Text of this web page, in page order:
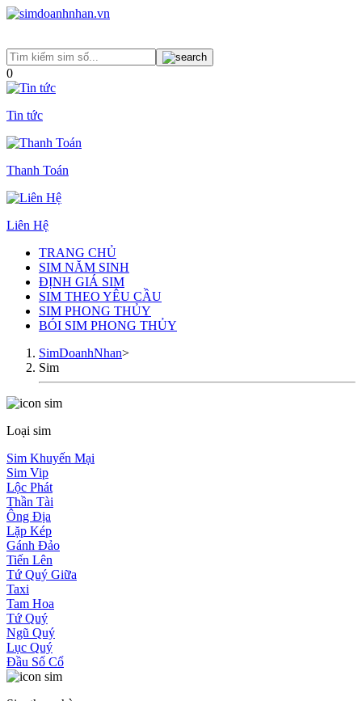
0
Tin tức
Thanh Toán
Liên Hệ
TRANG CHỦ
SIM NĂM SINH
ĐỊNH GIÁ SIM
SIM THEO YÊU CẦU
SIM PHONG THỦY
BÓI SIM PHONG THỦY
SimDoanhNhan>
Sim
Loại sim
Sim Khuyến Mại
Sim Vip
Lộc Phát
Thần Tài
Ông Địa
Lặp Kép
Gánh Đảo
Tiến Lên
Tứ Quý Giữa
Taxi
Tam Hoa
Tứ Quý
Ngũ Quý
Lục Quý
Đầu Số Cổ